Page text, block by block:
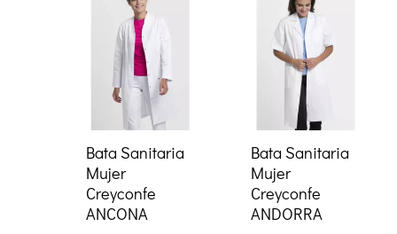
variantes.
Las
opciones
pueden
elegir
la
Bata Sanitaria
Mujer
Creyconfe
ANCONA
Bata Sanitaria
Mujer
Creyconfe
ANDORRA